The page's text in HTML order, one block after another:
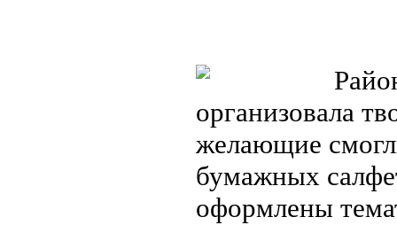
организовала
желающие
бумажных
оформлены